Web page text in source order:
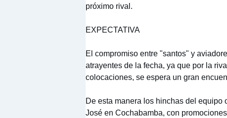
próximo rival.
EXPECTATIVA
El compromiso entre "santos" y
atrayentes de la fecha, ya que por la
colocaciones, se espera un gran
De esta manera los hinchas del equipo
José en Cochabamba, con